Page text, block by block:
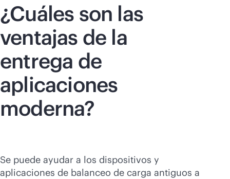
¿Cuáles son las
ventajas de la
entrega de
aplicaciones
moderna?
Se puede ayudar a los dispositivos y
aplicaciones de balanceo de carga antiguos a